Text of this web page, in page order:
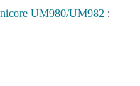
UM980/UM982 :